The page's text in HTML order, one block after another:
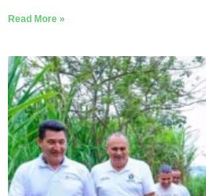
Read More »